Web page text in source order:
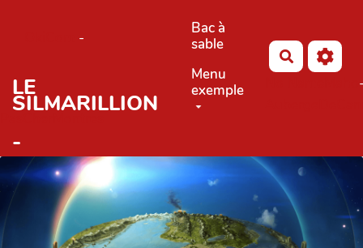
LE
SILMARILLION
-
-
Bac à
sable
Menu
exemple
Rechercher